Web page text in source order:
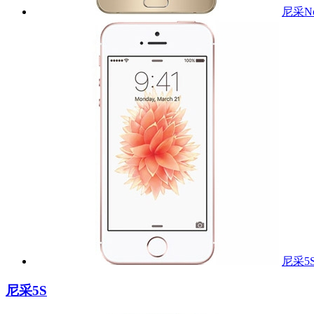
尼采
尼采
尼采5S